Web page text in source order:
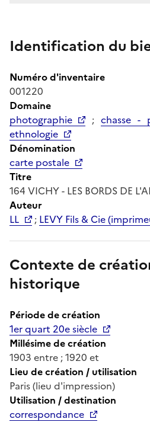
Identification du
Numéro d'inventaire
001220
Domaine
photographie
; chasse -
ethnologie
Dénomination
carte postale
Titre
164 VICHY - LES BORDS DE
Auteur
LL
; LEVY Fils & Cie
Contexte de
historique
Période de création
1er quart 20e siècle
Millésime de création
1903 entre ; 1920 et
Lieu de création / utilisation
Paris (lieu d'impression)
Utilisation / destination
correspondance